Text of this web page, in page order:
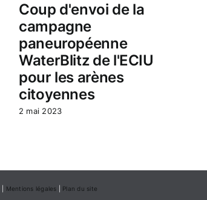
Coup d'envoi de la
campagne
paneuropéenne
WaterBlitz de l'ECIU
pour les arènes
citoyennes
2 mai 2023
Mentions légales Plan du site